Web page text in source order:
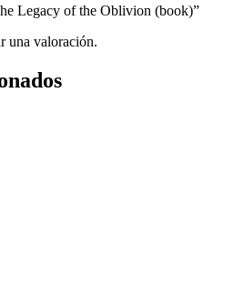
Legacy of the Oblivion (book)”
una valoración.